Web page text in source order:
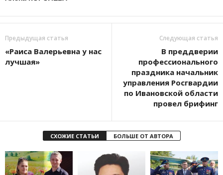
Предыдущая статья
«Раиса Валерьевна у нас
лучшая»
Следующая статья
В преддверии
профессионального
праздника начальник
управления Росгвардии
по Ивановской области
провел брифинг
СХОЖИЕ СТАТЬИ БОЛЬШЕ ОТ АВТОРА